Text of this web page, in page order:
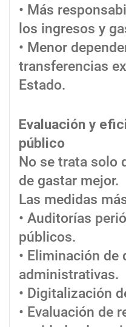
• Más
los ingresos y
• Menor
transferencias
Estado.
Evaluación y
público
No se trata solo
de gastar mejor.
Las medidas
• Auditorías
públicos.
• Eliminación de
administrativas.
• Digitalización
• Evaluación de